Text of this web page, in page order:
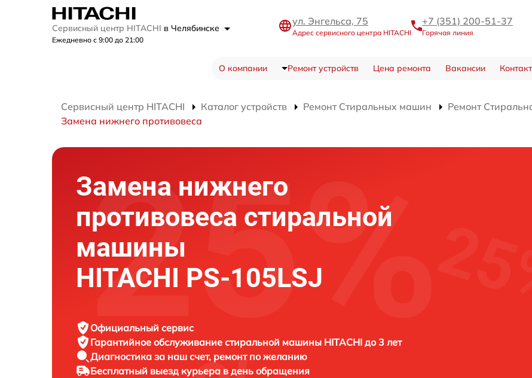
Сервисный центр HITACHI в Челябинске
Ежедневно с 9:00 до 21:00
ул. Энгельса, 75
Адрес сервисного центра HITACHI
+7 (351) 200-51-37
Горячая линия
О компании Ремонт устройств Цена ремонта Вакансии
Сервисный центр HITACHI Каталог устройств Ремонт Стиральных машин
Ремонт
Замена нижнего противовеса
Замена нижнего
противовеса стиральной
машины
HITACHI PS-105LSJ
Официальный сервис
Гарантийное обслуживание стиральной машины HITACHI до 3 лет
Диагностика за наш счет, ремонт по желанию
Бесплатный выезд курьера в день обращения